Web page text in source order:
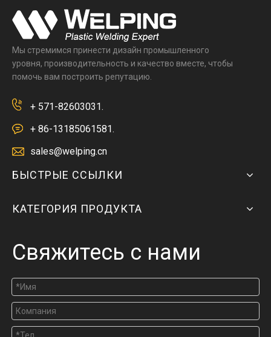
Мы стремимся принести дизайн промышленного
уровня, производительность и качество вместе, чтобы
помочь вам построить репутацию.
+ 571-82603031.
+ 86-13185061581.
sales@welping.cn
БЫСТРЫЕ ССЫЛКИ
КАТЕГОРИЯ ПРОДУКТА
Свяжитесь с нами